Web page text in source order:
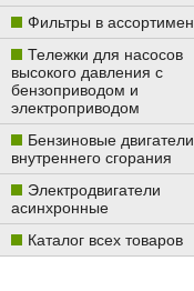
Фильтры в
Тележки для насосов
высокого давления с
бензоприводом и
электроприводом
Бензиновые двигатели
внутреннего сгорания
Электродвигатели
асинхронные
Каталог всех товаров